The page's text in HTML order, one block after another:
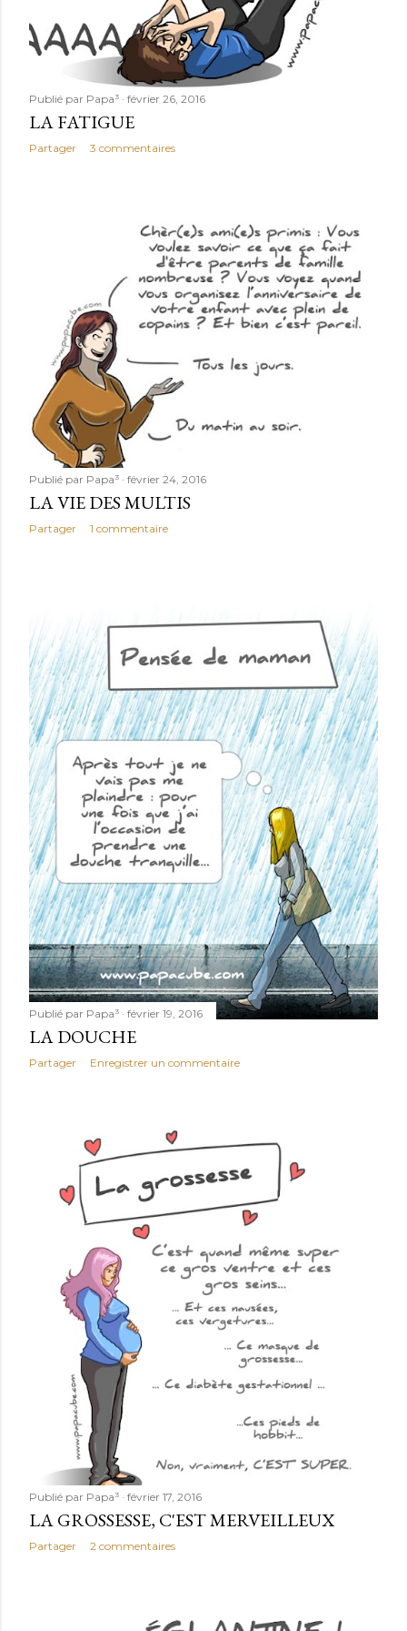
Publié par Papa³ février 26, 2016
LA FATIGUE
Partager 3 commentaires
Publié par Papa³ février 24, 2016
LA VIE DES MULTIS
Partager 1 commentaire
Publié par Papa³ février 19, 2016
LA DOUCHE
Partager Enregistrer un commentaire
Publié par Papa³ février 17, 2016
LA GROSSESSE, C'EST MERVEILLEUX
Partager 2 commentaires